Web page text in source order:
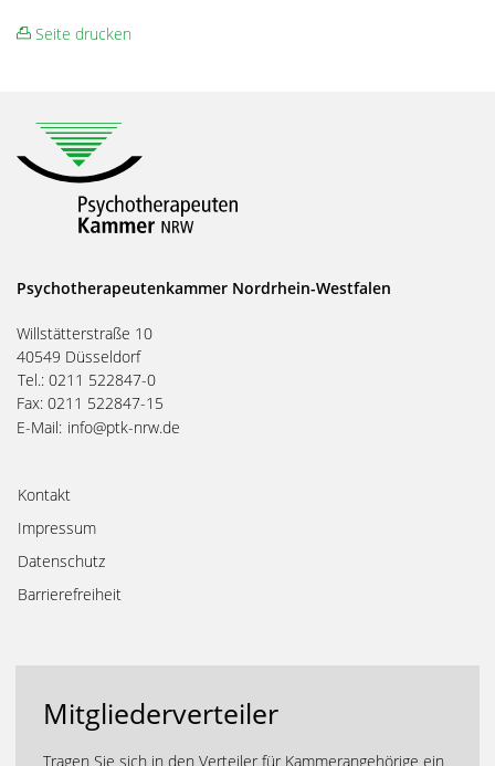
Seite drucken
Psychotherapeutenkammer Nordrhein-Westfalen
Willstätterstraße 10
40549 Düsseldorf
Tel.: 0211 522847-0
Fax: 0211 522847-15
E-Mail: info@ptk-nrw.de
Kontakt
Impressum
Datenschutz
Barrierefreiheit
Mitgliederverteiler
Tragen Sie sich in den Verteiler für Kammerangehörige ein